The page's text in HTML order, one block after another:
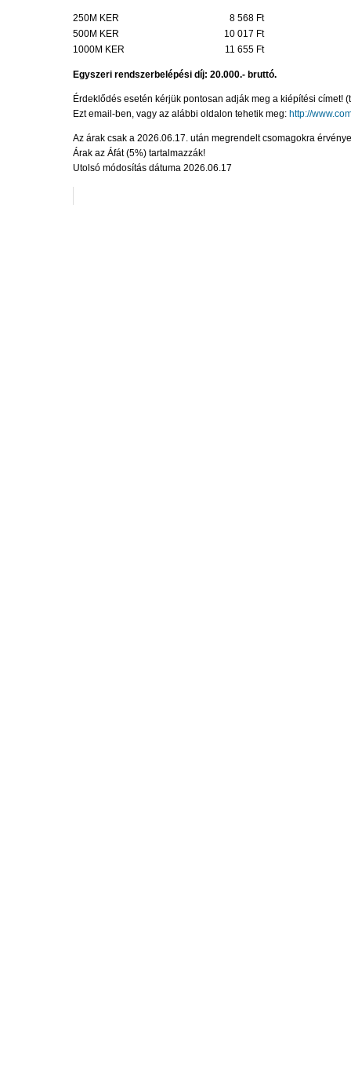
250M KER
8 568 Ft
500M KER
10 017 Ft
1000M KER
11 655 Ft
Egyszeri rendszerbelépési díj: 20.000.- bruttó.
Érdeklődés esetén kérjük pontosan adják meg a kiépítési címet!
Ezt email-ben, vagy az alábbi oldalon tehetik meg: http://
Az árak csak a 2026.06.17. után megrendelt csomagokra
Árak az Áfát (5%) tartalmazzák!
Utolsó módosítás dátuma 2026.06.17